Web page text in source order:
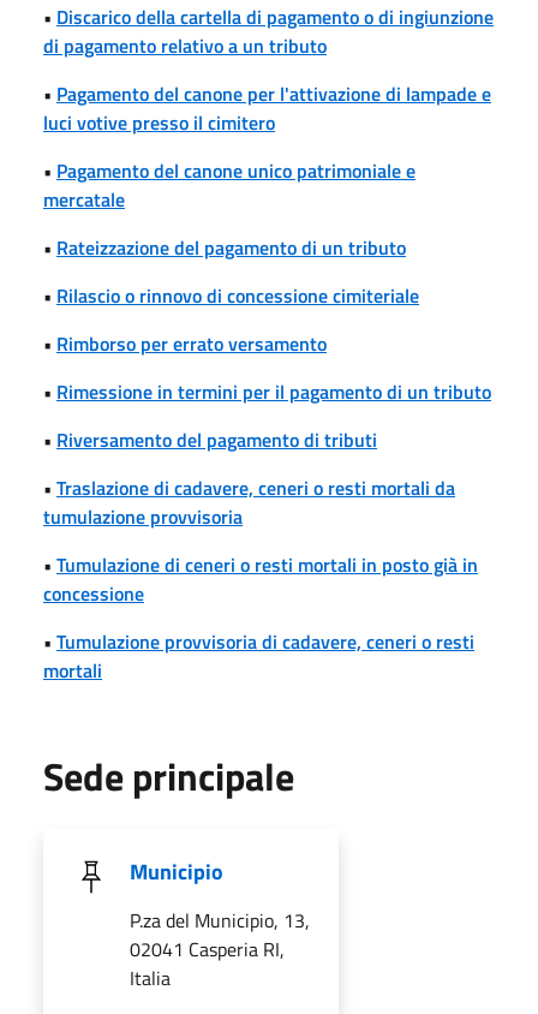
• Discarico della cartella di pagamento o di ingiunzione
di pagamento relativo a un tributo
• Pagamento del canone per l'attivazione di lampade e
luci votive presso il cimitero
• Pagamento del canone unico patrimoniale e
mercatale
• Rateizzazione del pagamento di un tributo
• Rilascio o rinnovo di concessione cimiteriale
• Rimborso per errato versamento
• Rimessione in termini per il pagamento di un tributo
• Riversamento del pagamento di tributi
• Traslazione di cadavere, ceneri o resti mortali da
tumulazione provvisoria
• Tumulazione di ceneri o resti mortali in posto già in
concessione
• Tumulazione provvisoria di cadavere, ceneri o resti
mortali
Sede principale
Municipio
P.za del Municipio, 13,
02041 Casperia RI,
Italia